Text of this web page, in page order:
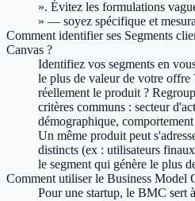
». Évitez les formulations
» — soyez spécifique et
Comment identifier ses Segments
Canvas ?
Identifiez vos segments en
le plus de valeur de votre offre
réellement le produit ?
critères communs : secteur
démographique,
Un même produit peut
distincts (ex : utilisateurs
le segment qui génère le plus
Comment utiliser le Business Model
Pour une startup, le BMC sert